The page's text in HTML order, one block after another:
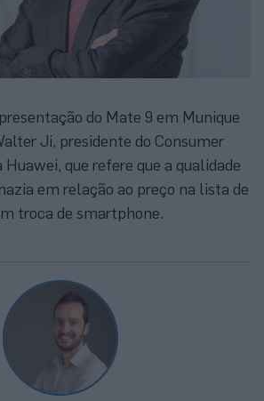
do Mate 9 em Munique
Ji, presidente do Consumer
Huawei, que refere que a qualidade
em relação ao preço na lista de
troca de smartphone.